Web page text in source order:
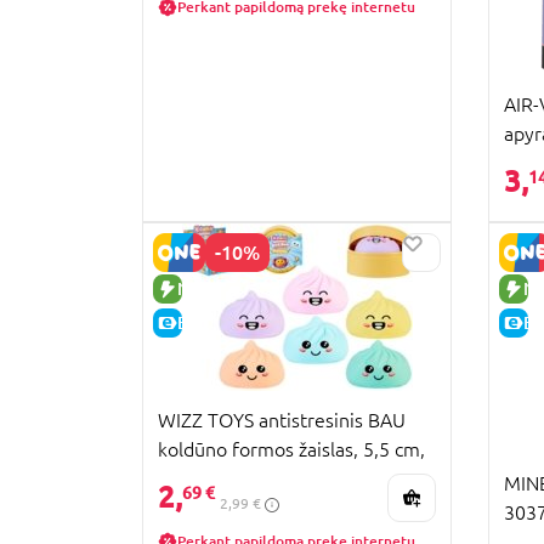
Perkant papildomą prekę internetu
3,
-10%
NAUJA PREKĖ
E-KAINA
WIZZ TOYS antistresinis BAU
koldūno formos žaislas, 5,5 cm,
2,69 €
2,99 €
E-